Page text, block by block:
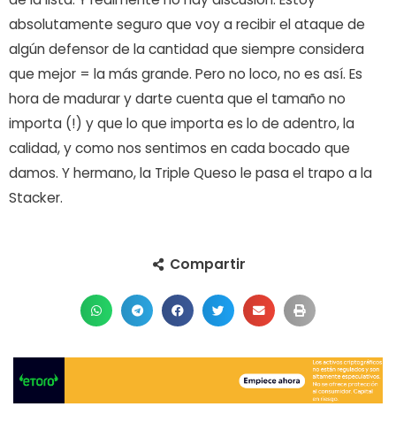
absolutamente seguro que voy a recibir el ataque de
algún defensor de la cantidad que siempre considera
que mejor = la más grande. Pero no loco, no es así. Es
hora de madurar y darte cuenta que el tamaño no
importa (!) y que lo que importa es lo de adentro, la
calidad, y como nos sentimos en cada bocado que
damos. Y hermano, la Triple Queso le pasa el trapo a la
Stacker.
Compartir